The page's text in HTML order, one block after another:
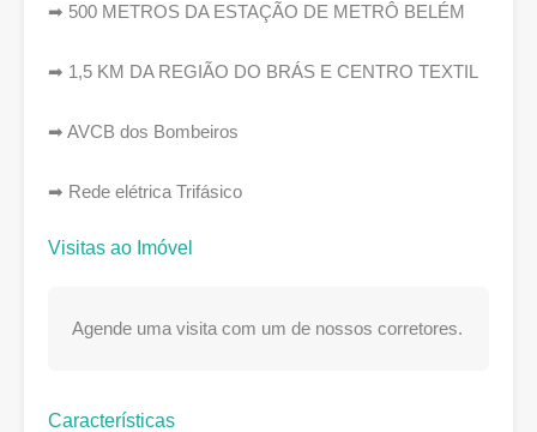
➡ 500 METROS DA ESTAÇÃO DE METRÔ BELÉM
➡ 1,5 KM DA REGIÃO DO BRÁS E CENTRO TEXTIL
➡ AVCB dos Bombeiros
➡ Rede elétrica Trifásico
Visitas ao Imóvel
Agende uma visita com um de nossos corretores.
Características